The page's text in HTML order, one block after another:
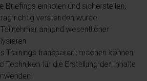
Briefings einholen und sicherstellen,
richtig verstanden wurde
anhand wesentlicher
Trainings transparent machen können
Techniken für die Erstellung der Inhalte